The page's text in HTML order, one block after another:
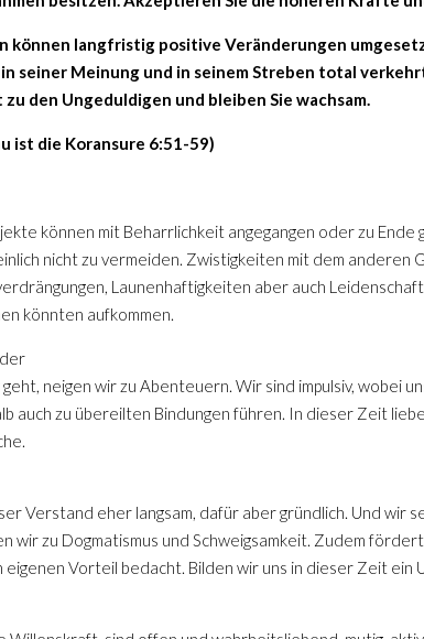
können langfristig positive Veränderungen
seiner Meinung und in seinem Streben total
den Ungeduldigen und bleiben Sie wachsam.
ist die Koransure 6:51-59)
können mit Beharrlichkeit angegangen oder zu
nicht zu vermeiden. Zwistigkeiten mit dem anderen
Launenhaftigkeiten aber auch
könnten aufkommen.
neigen wir zu Abenteuern. Wir sind impulsiv, wobei
auch zu übereilten Bindungen führen. In dieser Zeit
Verstand eher langsam, dafür aber gründlich. Und wir
wir zu Dogmatismus und Schweigsamkeit. Zudem
Vorteil bedacht. Bilden wir uns in dieser Zeit